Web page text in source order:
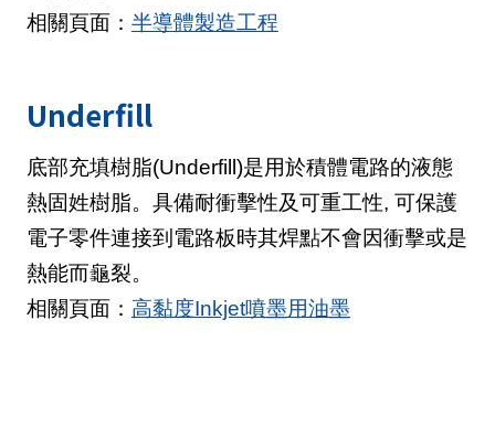
相關頁面： 半導體製造工程
Underfill
底部充填樹脂(Underfill)是用於積體電路的液態
熱固姓樹脂。具備耐衝擊性及可重工性, 可保護
電子零件連接到電路板時其焊點不會因衝擊或是
熱能而龜裂。
相關頁面： 高黏度Inkjet噴墨用油墨